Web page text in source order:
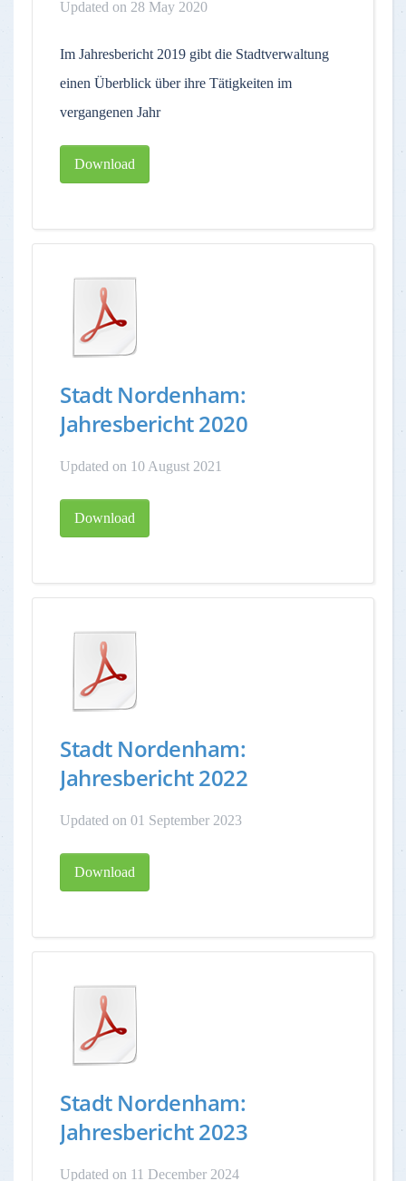
Updated on 28 May 2020
Im Jahresbericht 2019 gibt die Stadtverwaltung
einen Überblick über ihre Tätigkeiten im
vergangenen Jahr
Download
Stadt Nordenham:
Jahresbericht 2020
Updated on 10 August 2021
Download
Stadt Nordenham:
Jahresbericht 2022
Updated on 01 September 2023
Download
Stadt Nordenham:
Jahresbericht 2023
Updated on 11 December 2024